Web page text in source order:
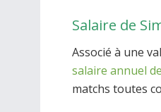
Salaire de
Associé à une
salaire annuel
matchs toutes